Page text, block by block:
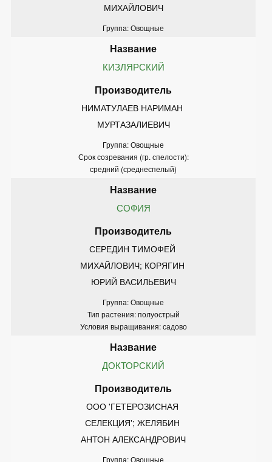
МИХАЙЛОВИЧ
Группа: Овощные
КИЗЛЯРСКИЙ
НИМАТУЛАЕВ НАРИМАН
МУРТАЗАЛИЕВИЧ
Группа: Овощные
Срок созревания (гр. спелости):
средний (среднеспелый)
СОФИЯ
СЕРЕДИН ТИМОФЕЙ
МИХАЙЛОВИЧ; КОРЯГИН
ЮРИЙ ВАСИЛЬЕВИЧ
Группа: Овощные
Тип растения: полуострый
Условия выращивания: садово
ДОКТОРСКИЙ
ООО 'ГЕТЕРОЗИСНАЯ
СЕЛЕКЦИЯ'; ЖЕЛЯБИН
АНТОН АЛЕКСАНДРОВИЧ
Группа: Овощные